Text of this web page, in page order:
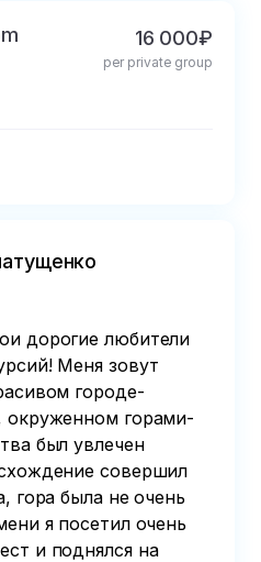
16 000₽
per private group
дорогие любители
Меня зовут
городе-
окруженном горами-
был увлечен
совершил
гора была не очень
я посетил очень
и поднялся на